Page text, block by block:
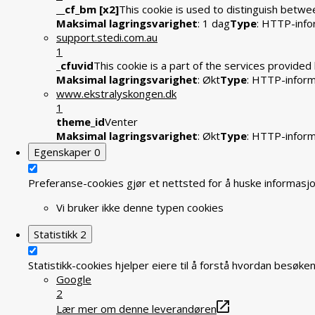
__cf_bm [x2]This cookie is used to distinguish
Maksimal lagringsvarighet: 1 dagType: HTTP-
support.stedi.com.au
1
_cfuvidThis cookie is a part of the services
Maksimal lagringsvarighet: ØktType: HTTP-
www.ekstralyskongen.dk
1
theme_idVenter
Maksimal lagringsvarighet: ØktType: HTTP-
Egenskaper 0
Preferanse-cookies gjør et nettsted for å huske
Vi bruker ikke denne typen cookies
Statistikk 2
Statistikk-cookies hjelper eiere til å forstå hvordan
Google
2
Lær mer om denne leverandøren